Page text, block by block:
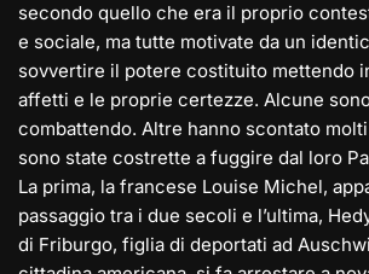
secondo quello che era il proprio
e sociale, ma tutte motivate da un
sovvertire il potere costituito mettendo
affetti e le proprie certezze. Alcune
combattendo. Altre hanno scontato
sono state costrette a fuggire dal loro
La prima, la francese Louise Michel,
passaggio tra i due secoli e l’ultima,
di Friburgo, figlia di deportati ad